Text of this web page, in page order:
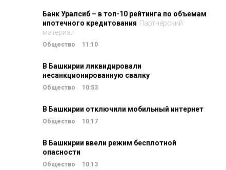
Банк Уралсиб – в топ-10 рейтинга по объемам
ипотечного кредитования Партнерский
материал
Общество 11:10
В Башкирии ликвидировали
несанкционированную свалку
Общество 10:53
В Башкирии отключили мобильный интернет
Общество 10:17
В Башкирии ввели режим бесплотной
опасности
Общество 10:13